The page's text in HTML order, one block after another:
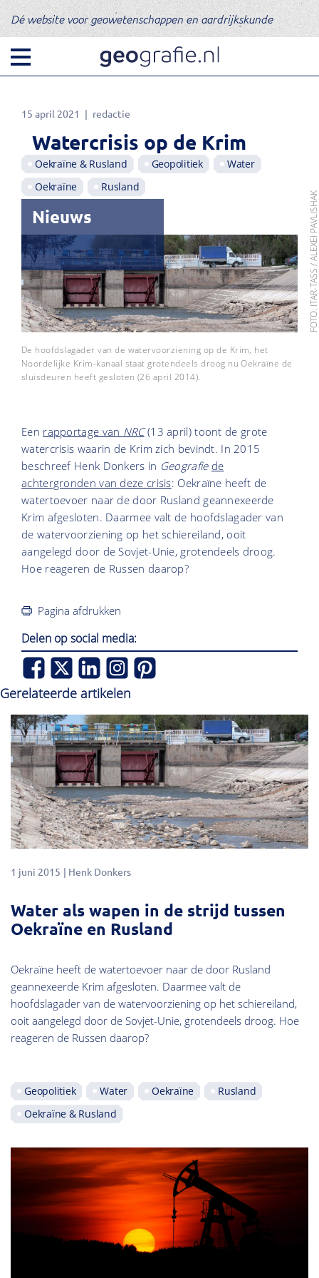
Dé website voor geowetenschappen en aardrijkskunde
15 april 2021 redactie
Watercrisis op de Krim
Oekraïne & Rusland Geopolitiek
Water
Oekraïne
Rusland
Nieuws FOTO: ITAR-TASS / ALEXEI PAVLISHAK
De hoofdslagader van de watervoorziening op de Krim, het
Noordelijke Krim-kanaal staat grotendeels droog nu Oekraïne de
sluisdeuren heeft gesloten (26 april 2014).
Een rapportage van NRC(13 april) toont de grote
watercrisis waarin de Krim zich bevindt. In 2015
beschreef Henk Donkers in Geografie de
achtergronden van deze crisis: Oekraïne heeft de
watertoevoer naar de door Rusland geannexeerde
Krim afgesloten. Daarmee valt de hoofdslagader van
de watervoorziening op het schiereiland, ooit
aangelegd door de Sovjet-Unie, grotendeels droog.
Hoe reageren de Russen daarop?
Pagina afdrukken
Delen op social media:
Gerelateerde artikelen
1 juni 2015 Henk Donkers
Water als wapen in de strijd tussen
Oekraïne en Rusland
Oekraïne heeft de watertoevoer naar de door Rusland
geannexeerde Krim afgesloten. Daarmee valt de
hoofdslagader van de watervoorziening op het schiereiland,
ooit aangelegd door de Sovjet-Unie, grotendeels droog. Hoe
reageren de Russen daarop?
Geopolitiek Water Oekraïne
Rusland
Oekraïne & Rusland